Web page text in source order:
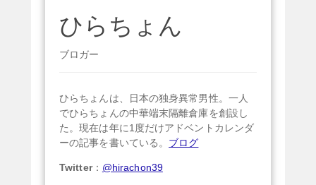
ひらちょん
ブロガー
ひらちょんは、日本の独身異常男性。一人
でひらちょんの中華端末隔離倉庫を創設し
た。現在は年に1度だけアドベントカレンダ
ーの記事を書いている。 ブログ
Twitter： @hirachon39